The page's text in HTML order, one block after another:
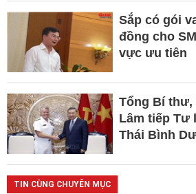
Sắp có gói
đồng cho
vực ưu tiên
Tổng Bí
Lâm tiếp Tư
Thái Bình
TIN CÙNG CHUYÊN MỤC